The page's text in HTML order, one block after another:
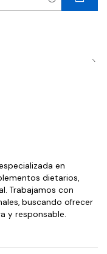
en
dietarios,
Trabajamos con
buscando ofrecer
y responsable.